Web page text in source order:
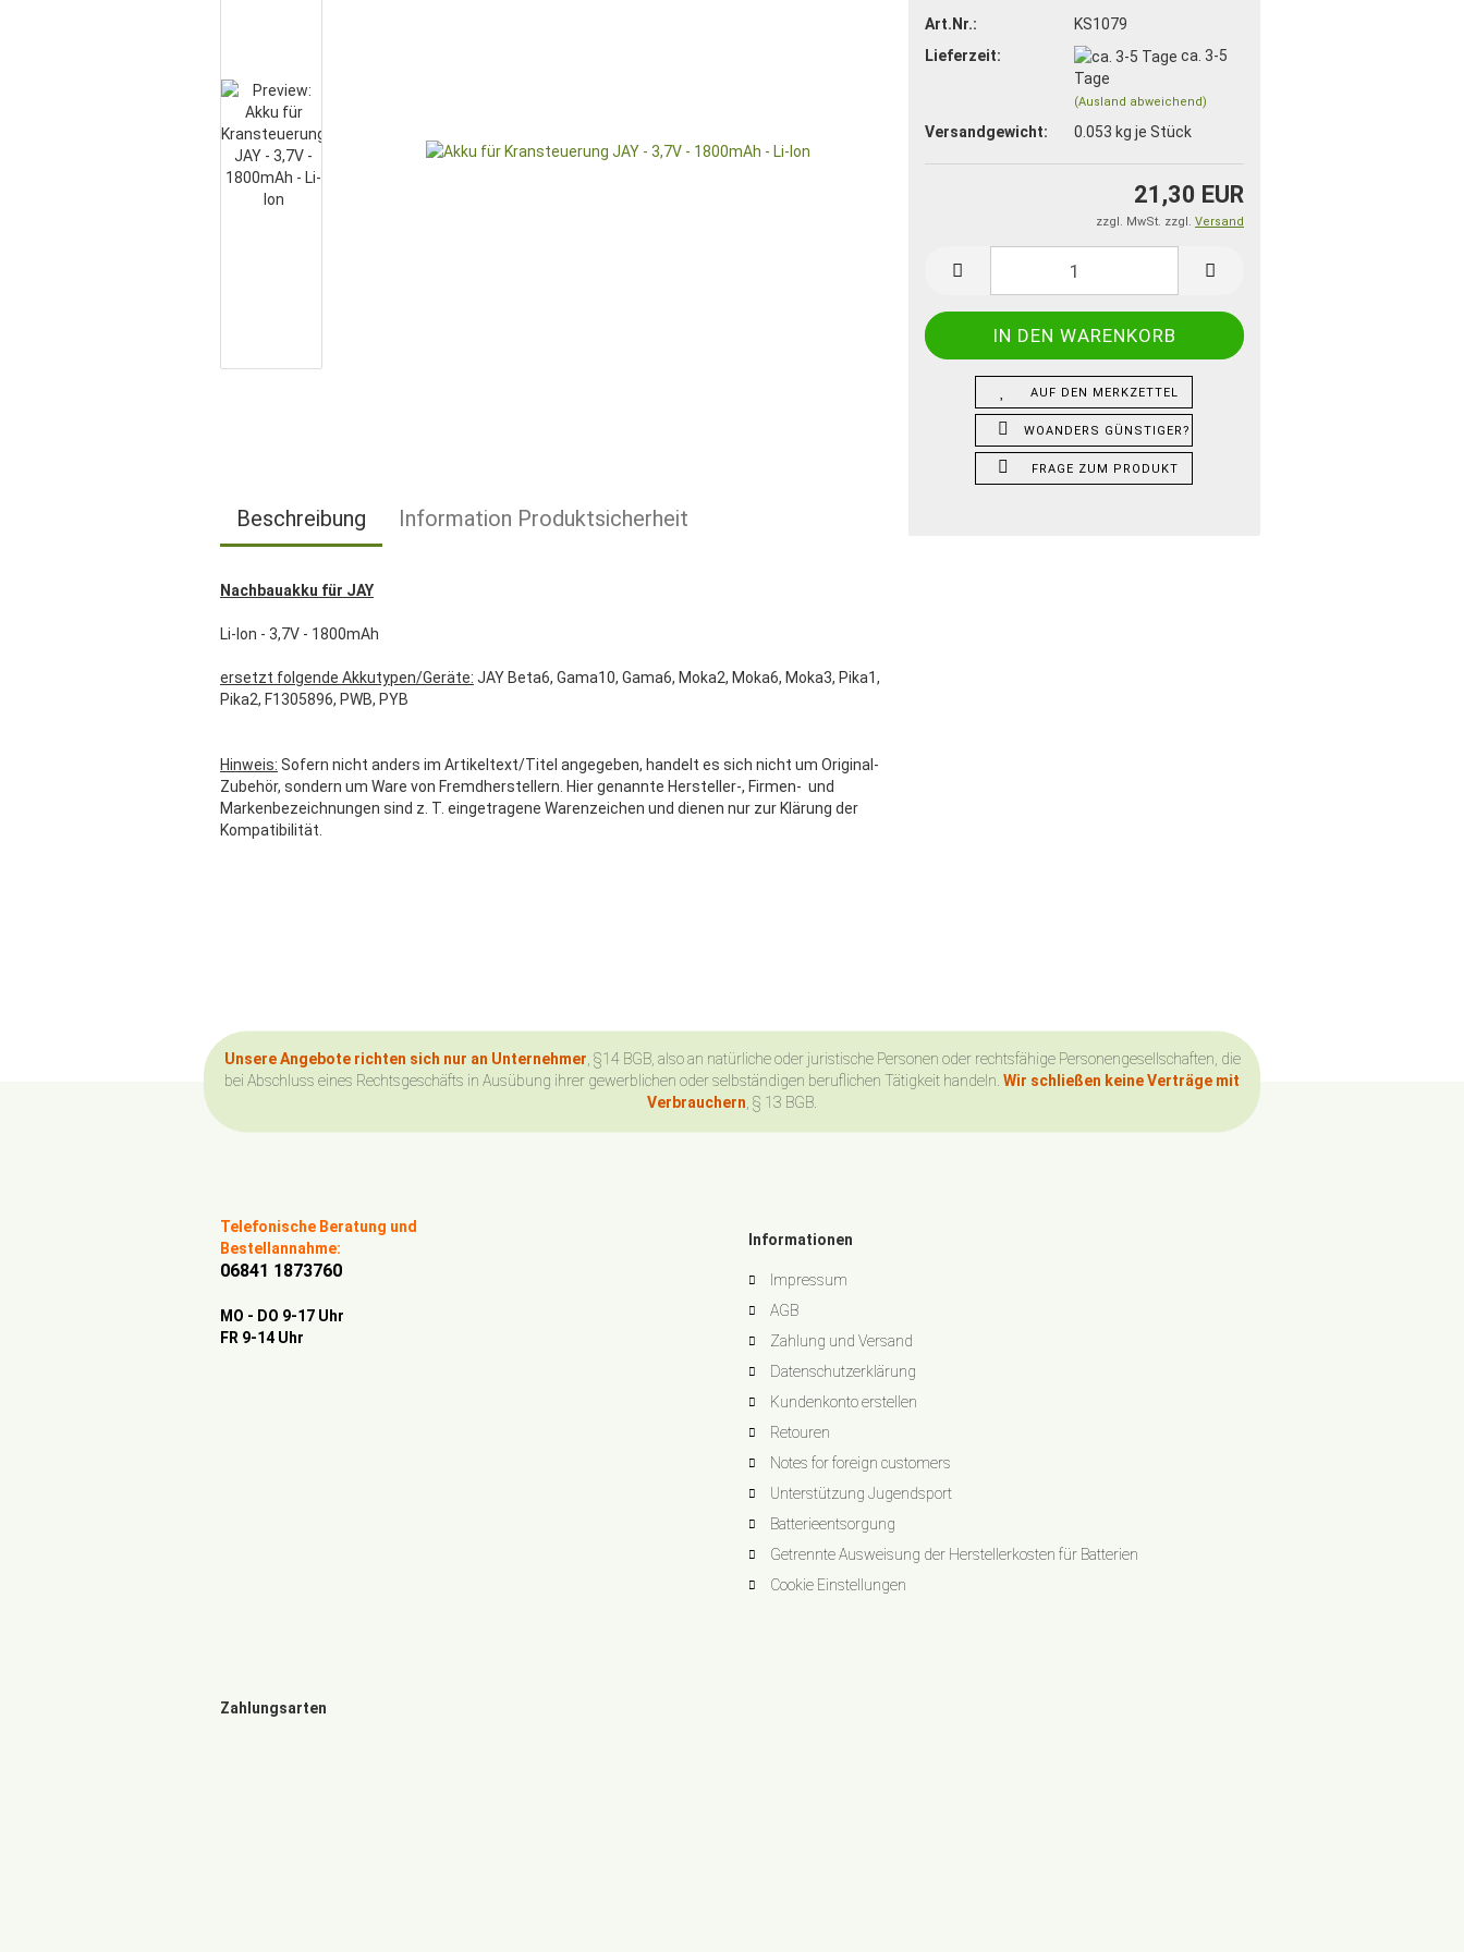
Art.Nr.:
KS1079
Lieferzeit:
ca. 3-5
Tage
(Ausland abweichend)
Versandgewicht: 0.053 kg je Stück
21,30 EUR
zzgl. MwSt. zzgl. Versand
AUF DEN MERKZETTEL
WOANDERS GÜNSTIGER?
FRAGE ZUM PRODUKT
Beschreibung Information Produktsicherheit
Nachbauakku für JAY
Li-Ion - 3,7V - 1800mAh
ersetzt folgende Akkutypen/Geräte: JAY Beta6, Gama10, Gama6, Moka2, Moka6, Moka3, Pika1,
Pika2, F1305896, PWB, PYB
Hinweis: Sofern nicht anders im Artikeltext/Titel angegeben, handelt es sich nicht um Original-
Zubehör, sondern um Ware von Fremdherstellern. Hier genannte Hersteller-, Firmen- und
Markenbezeichnungen sind z. T. eingetragene Warenzeichen und dienen nur zur Klärung der
Kompatibilität.
Unsere Angebote richten sich nur an Unternehmer , §14 BGB, also an natürliche oder juristische Personen oder rechtsfähige Personengesellschaften, die
bei Abschluss eines Rechtsgeschäfts in Ausübung ihrer gewerblichen oder selbständigen beruflichen Tätigkeit handeln. Wir schließen keine Verträge mit
Verbrauchern , § 13 BGB.
Telefonische Beratung und
Bestellannahme:
06841 1873760
MO - DO 9-17 Uhr
FR 9-14 Uhr
Informationen
Impressum
AGB
Zahlung und Versand
Datenschutzerklärung
Kundenkonto erstellen
Retouren
Notes for foreign customers
Unterstützung Jugendsport
Batterieentsorgung
Getrennte Ausweisung der Herstellerkosten für Batterien
Cookie Einstellungen
Zahlungsarten